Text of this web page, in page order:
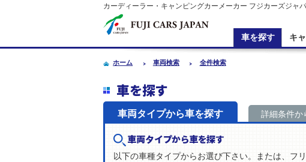
カーディーラー・キャンピングカーメーカー フジカーズジャ
車を探す キ
ホーム 車両検索 全件検索
車を探す
車両タイプから車を探す 詳細条件か
車両タイプから車を探す
以下の車種タイプからお選び下さい。または、フ